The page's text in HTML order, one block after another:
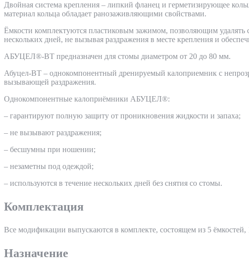
Двойная система крепления – липкий фланец и герметизирующее
материал кольца обладает ранозаживляющими свойствами.
Ёмкости комплектуются пластиковым зажимом, позволяющим
нескольких дней, не вызывая раздражения в месте крепления и
АБУЦЕЛ®-ВТ предназначен для стомы диаметром от 20 до 80 мм.
Абуцел-ВТ – однокомпонентный дренируемый калоприемник с
вызывающей раздражения.
Однокомпонентные калоприёмники АБУЦЕЛ®:
– гарантируют полную защиту от проникновения жидкости и запаха;
– не вызывают раздражения;
– бесшумны при ношении;
– незаметны под одеждой;
– используются в течение нескольких дней без снятия со стомы.
Комплектация
Все модификации выпускаются в комплекте, состоящем из 5
Назначение